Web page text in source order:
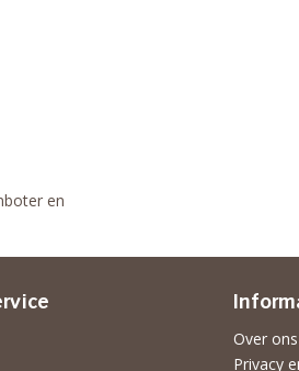
en
Over ons
Privacy